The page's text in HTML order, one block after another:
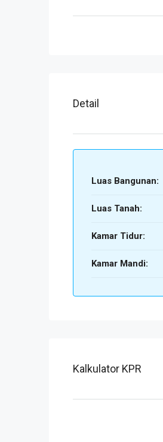
Detail
Luas Bangunan:
Luas Tanah:
Kamar Tidur:
Kamar Mandi:
Kalkulator KPR